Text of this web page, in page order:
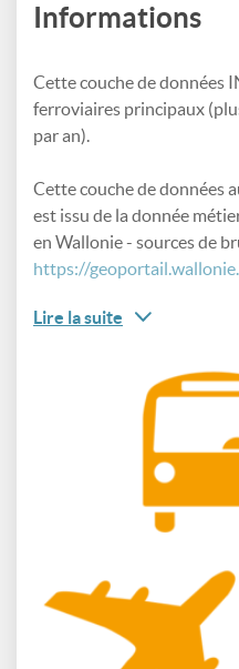
Informations
Cette couche de données
ferroviaires principaux
par an).
Cette couche de données
est issu de la donnée
en Wallonie - sources de
https://
Lire la suite